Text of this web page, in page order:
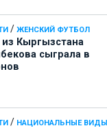
/ ЖЕНСКИЙ ФУТБОЛ
Кыргызстана
сыграла в
/ НАЦИОНАЛЬНЫЕ ВИДЫ